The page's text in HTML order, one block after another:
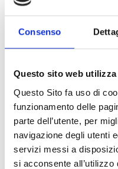
Consenso
Questo sito web
Questo Sito fa uso di
funzionamento delle
parte dell’utente, per
navigazione degli utenti
servizi messi a
si acconsente
Europeo
Salone dello Studente -
Evento annuale POR
(18 dicembre 2018)
Engagement e
progetto SIDERA^B (16
Appalti pre-
(31 ottobre 2018)